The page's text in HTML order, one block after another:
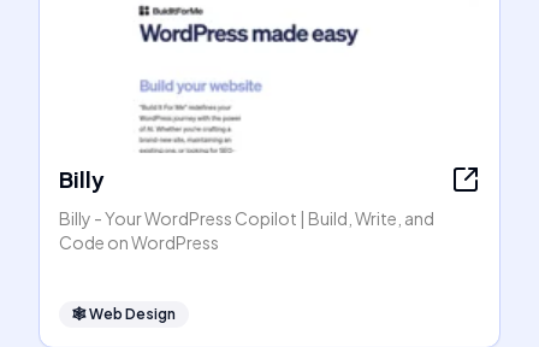
Billy
Billy - Your WordPress Copilot | Build, Write, and
Code on WordPress
🕸Web Design